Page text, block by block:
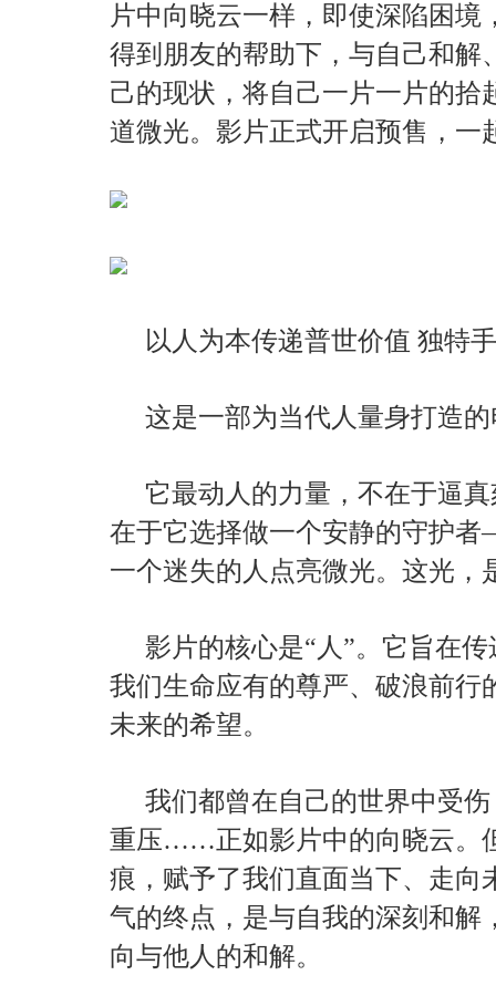
片中向晓云一样，即使深陷困
得到朋友的帮助下，与自己和解
己的现状，将自己一片一片的拾
道微光。影片正式开启预售，一
以人为本传递普世价值 独特
这是一部为当代人量身打造
它最动人的力量，不在于逼
在于它选择做一个安静的守护
一个迷失的人点亮微光。这光，
影片的核心是“人”。它旨在
我们生命应有的尊严、破浪前行
未来的希望。
我们都曾在自己的世界中受
重压……正如影片中的向晓云。
痕，赋予了我们直面当下、走
气的终点，是与自我的深刻和解
向与他人的和解。